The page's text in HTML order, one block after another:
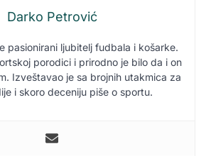
Darko Petrović
pasionirani ljubitelj fudbala i košarke.
porodici i prirodno je bilo da i on
Izveštavao je sa brojnih utakmica za
i skoro deceniju piše o sportu.